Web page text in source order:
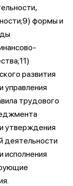
формы и
развития
управления
трудового
утверждения
деятельности
исполнения